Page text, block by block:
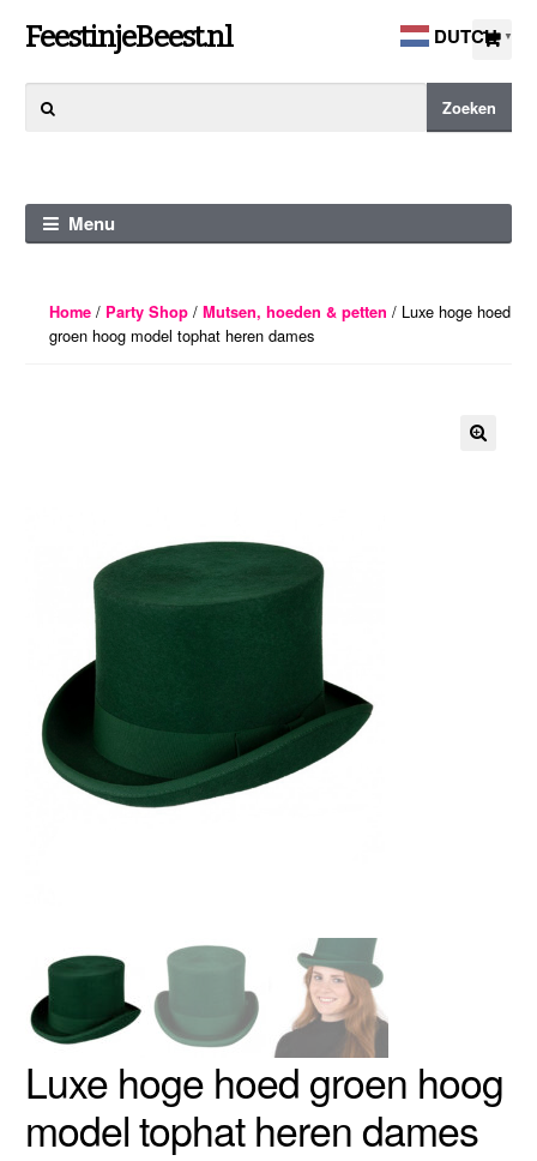
Ga
naar
navigatie
Ga
naar
de
FeestinjeBeest.nl
naar:
Zoeken
Menu
Home/ Party Shop/ Mutsen, hoeden & petten / Luxe hoge hoed
groen hoog model tophat heren dames
Luxe hoge hoed groen hoog
model tophat heren dames
DUTCH ▼